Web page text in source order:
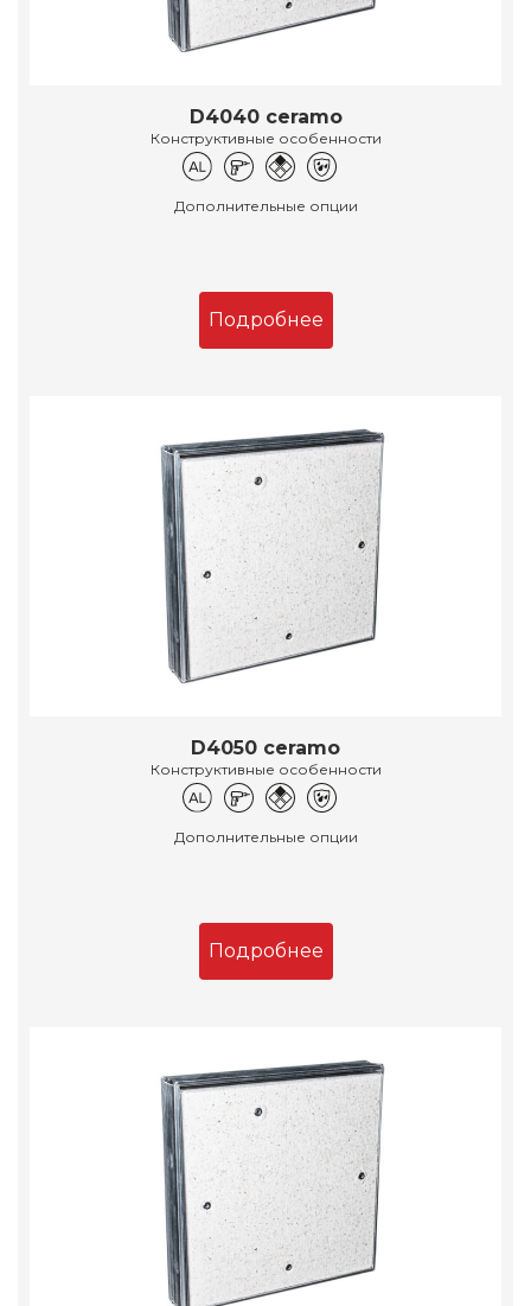
D4040 ceramo
Конструктивные особенности
Дополнительные опции
Подробнее
D4050 ceramo
Конструктивные особенности
Дополнительные опции
Подробнее